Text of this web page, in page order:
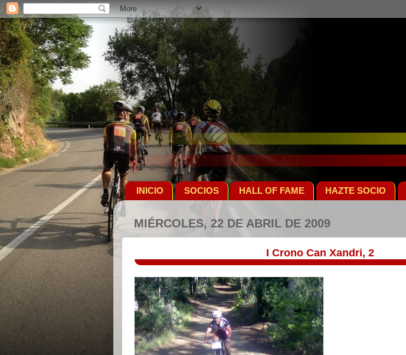
INICIO SOCIOS HALL OF FAME HAZTE SOCIO
MIÉRCOLES, 22 DE ABRIL DE 2009
I Crono Can Xandri, 2